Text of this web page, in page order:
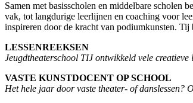
Samen met basisscholen en middelbare scholen
vak, tot langdurige leerlijnen en coaching voor
inspireren door de kracht van podiumkunsten. Tij
LESSENREEKSEN
Jeugdtheaterschool TIJ ontwikkeld vele
VASTE KUNSTDOCENT OP SCHOOL
Het hele jaar door vaste theater- of danslessen?